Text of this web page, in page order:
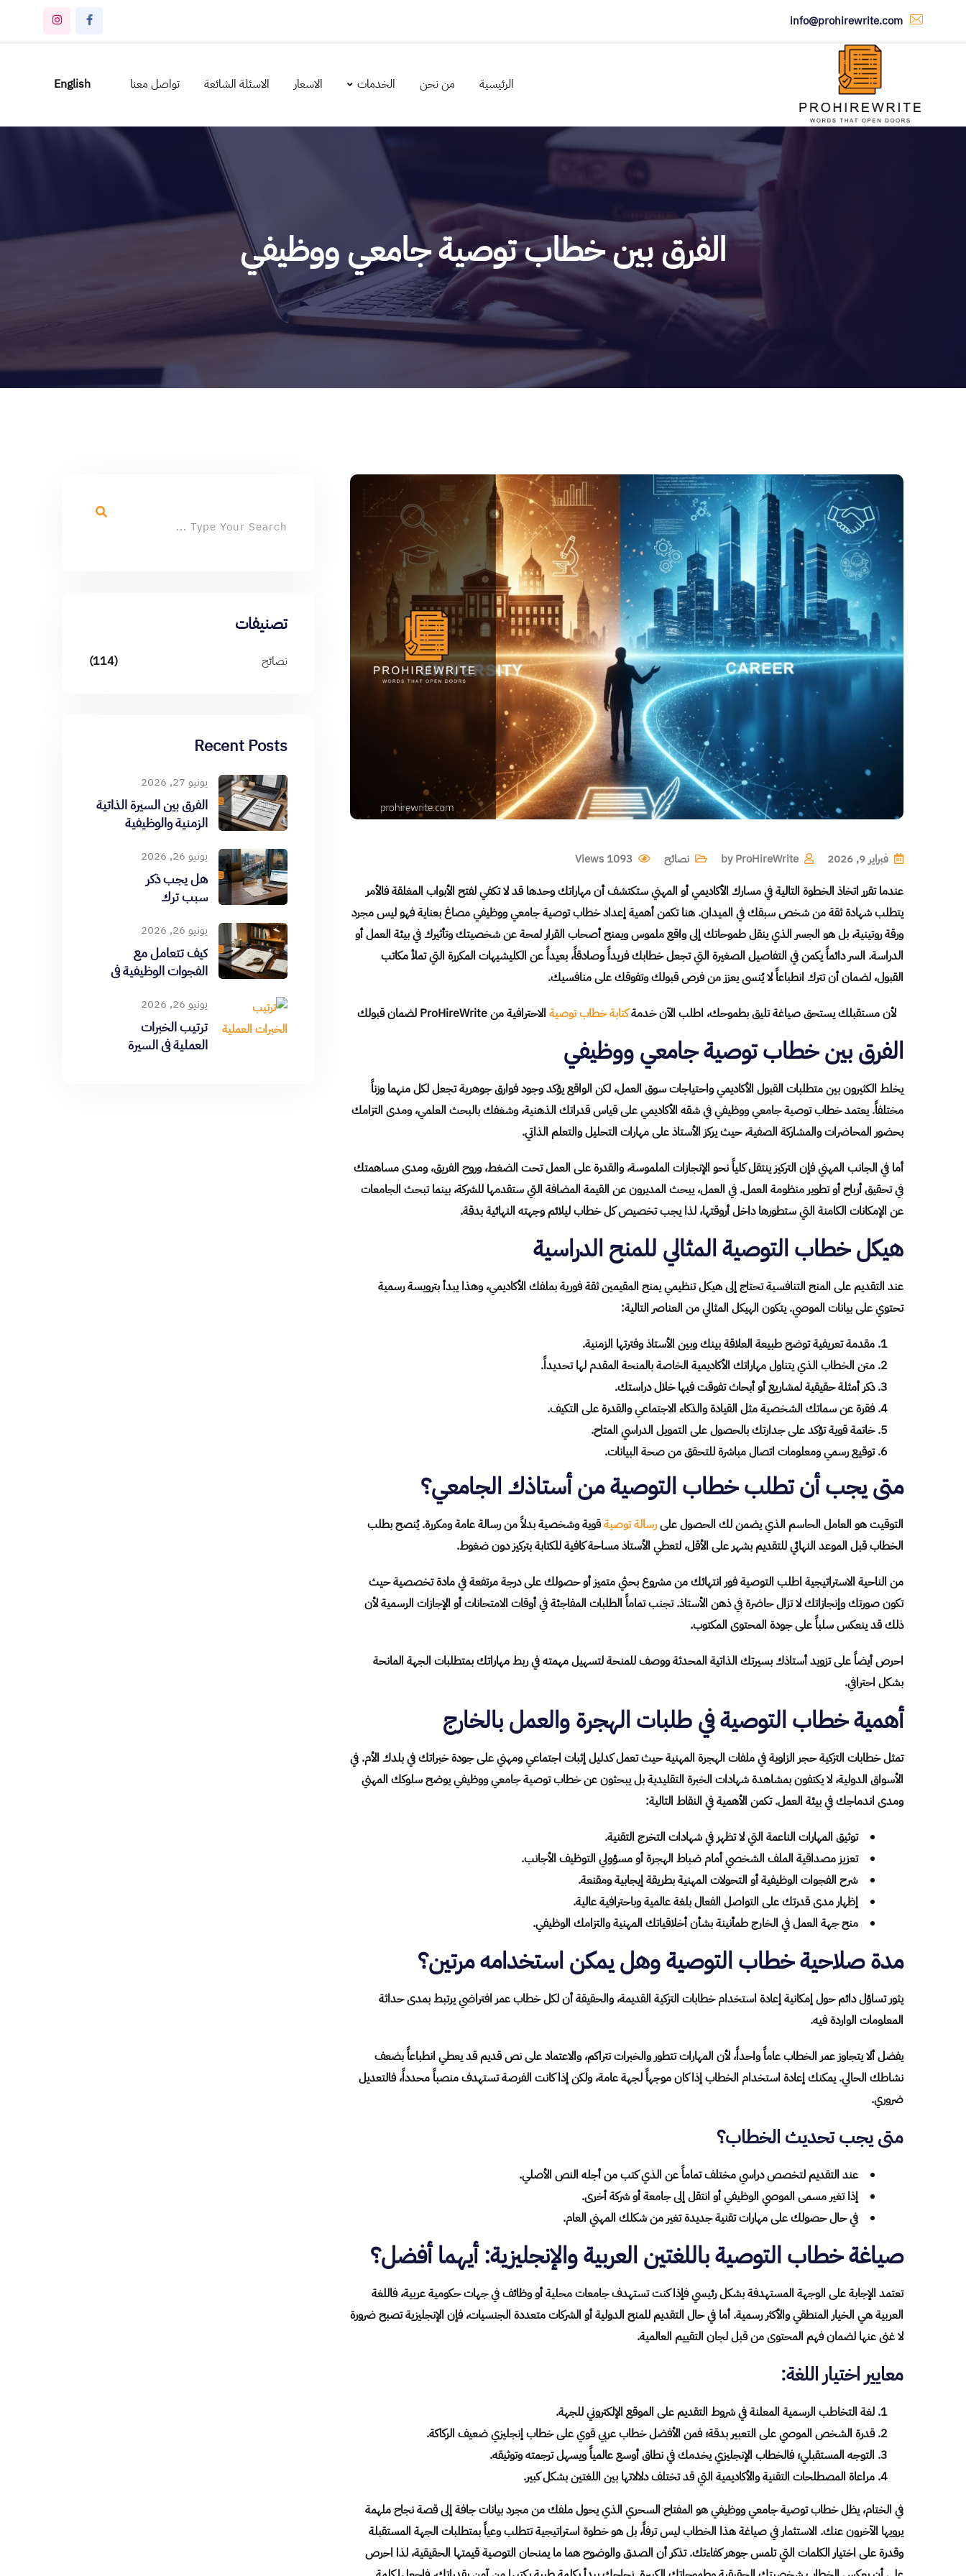
info@prohirewrite.com
الرئيسية من نحن الخدمات الاسعار الاسئلة الشائعة تواصل معنا English
الفرق بين خطاب توصية جامعي ووظيفي
فبراير 9, 2026 byProHireWrite نصائح 1093
عندما تقرر اتخاذ الخطوة التالية في مسارك الأكاديمي أو المهني ستكتشف أن مهاراتك وحدها قد لا تكفي لفتح الأبواب المغلقة فالأمر
يتطلب شهادة ثقة من شخص سبقك في الميدان. هنا تكمن أهمية إعداد خطاب توصية جامعي ووظيفي مصاغ بعناية فهو ليس مجرد
ورقة روتينية، بل هو الجسر الذي ينقل طموحاتك إلى واقع ملموس ويمنح أصحاب القرار لمحة عن شخصيتك وتأثيرك في بيئة العمل أو
الدراسة. السر دائماً يكمن في التفاصيل الصغيرة التي تجعل خطابك فريداً وصادقاً، بعيداً عن الكليشيهات المكررة التي تملأ مكاتب
القبول، لضمان أن تترك انطباعاً لا يُنسى يعزز من فرص قبولك وتفوقك على منافسيك.
لأن مستقبلك يستحق صياغة تليق بطموحك، اطلب الآن خدمةكتابة خطاب توصية الاحترافية من ProHireWrite لضمان قبولك
الفرق بين خطاب توصية جامعي ووظيفي
يخلط الكثيرون بين متطلبات القبول الأكاديمي واحتياجات سوق العمل، لكن الواقع يؤكد وجود فوارق جوهرية تجعل لكل منهما وزناً
مختلفاً. يعتمد خطاب توصية جامعي ووظيفي في شقه الأكاديمي على قياس قدراتك الذهنية، وشغفك بالبحث العلمي، ومدى التزامك
بحضور المحاضرات والمشاركة الصفية، حيث يركز الأستاذ على مهارات التحليل والتعلم الذاتي.
أما في الجانب المهني فإن التركيز ينتقل كلياً نحو الإنجازات الملموسة، والقدرة على العمل تحت الضغط، وروح الفريق، ومدى مساهمتك
في تحقيق أرباح أو تطوير منظومة العمل. في العمل، يبحث المديرون عن القيمة المضافة التي ستقدمها للشركة، بينما تبحث الجامعات
عن الإمكانات الكامنة التي ستطورها داخل أروقتها، لذا يجب تخصيص كل خطاب ليلائم وجهته النهائية بدقة.
هيكل خطاب التوصية المثالي للمنح الدراسية
عند التقديم على المنح التنافسية تحتاج إلى هيكل تنظيمي يمنح المقيمين ثقة فورية بملفك الأكاديمي، وهذا يبدأ بترويسة رسمية
تحتوي على بيانات الموصي. يتكون الهيكل المثالي من العناصر التالية:
مقدمة تعريفية توضح طبيعة العلاقة بينك وبين الأستاذ وفترتها الزمنية.
متن الخطاب الذي يتناول مهاراتك الأكاديمية الخاصة بالمنحة المقدم لها تحديداً.
ذكر أمثلة حقيقية لمشاريع أو أبحاث تفوقت فيها خلال دراستك.
فقرة عن سماتك الشخصية مثل القيادة والذكاء الاجتماعي والقدرة على التكيف.
خاتمة قوية تؤكد على جدارتك بالحصول على التمويل الدراسي المتاح.
توقيع رسمي ومعلومات اتصال مباشرة للتحقق من صحة البيانات.
متى يجب أن تطلب خطاب التوصية من أستاذك الجامعي؟
التوقيت هو العامل الحاسم الذي يضمن لك الحصول علىرسالة توصيةقوية وشخصية بدلاً من رسالة عامة ومكررة. يُنصح بطلب
الخطاب قبل الموعد النهائي للتقديم بشهر على الأقل، لتعطي الأستاذ مساحة كافية للكتابة بتركيز دون ضغوط.
من الناحية الاستراتيجية اطلب التوصية فور انتهائك من مشروع بحثي متميز أو حصولك على درجة مرتفعة في مادة تخصصية حيث
تكون صورتك وإنجازاتك لا تزال حاضرة في ذهن الأستاذ. تجنب تماماً الطلبات المفاجئة في أوقات الامتحانات أو الإجازات الرسمية لأن
ذلك قد ينعكس سلباً على جودة المحتوى المكتوب.
احرص أيضاً على تزويد أستاذك بسيرتك الذاتية المحدثة ووصف للمنحة لتسهيل مهمته في ربط مهاراتك بمتطلبات الجهة المانحة
بشكل احترافي.
أهمية خطاب التوصية في طلبات الهجرة والعمل بالخارج
تمثل خطابات التزكية حجر الزاوية في ملفات الهجرة المهنية حيث تعمل كدليل إثبات اجتماعي ومهني على جودة خبراتك في بلدك الأم. في
الأسواق الدولية، لا يكتفون بمشاهدة شهادات الخبرة التقليدية بل يبحثون عن خطاب توصية جامعي ووظيفي يوضح سلوكك المهني
ومدى اندماجك في بيئة العمل. تكمن الأهمية في النقاط التالية:
توثيق المهارات الناعمة التي لا تظهر في شهادات التخرج التقنية.
تعزيز مصداقية الملف الشخصي أمام ضباط الهجرة أو مسؤولي التوظيف الأجانب.
شرح الفجوات الوظيفية أو التحولات المهنية بطريقة إيجابية ومقنعة.
إظهار مدى قدرتك على التواصل الفعال بلغة عالمية وباحترافية عالية.
منح جهة العمل في الخارج طمأنينة بشأن أخلاقياتك المهنية والتزامك الوظيفي.
مدة صلاحية خطاب التوصية وهل يمكن استخدامه مرتين؟
يثور تساؤل دائم حول إمكانية إعادة استخدام خطابات التزكية القديمة، والحقيقة أن لكل خطاب عمر افتراضي يرتبط بمدى حداثة
المعلومات الواردة فيه.
يفضل ألا يتجاوز عمر الخطاب عاماً واحداً، لأن المهارات تتطور والخبرات تتراكم، والاعتماد على نص قديم قد يعطي انطباعاً بضعف
نشاطك الحالي. يمكنك إعادة استخدام الخطاب إذا كان موجهاً لجهة عامة، ولكن إذا كانت الفرصة تستهدف منصباً محدداً، فالتعديل
ضروري.
متى يجب تحديث الخطاب؟
عند التقديم لتخصص دراسي مختلف تماماً عن الذي كتب من أجله النص الأصلي.
إذا تغير مسمى الموصي الوظيفي أو انتقل إلى جامعة أو شركة أخرى.
في حال حصولك على مهارات تقنية جديدة تغير من شكلك المهني العام.
صياغة خطاب التوصية باللغتين العربية والإنجليزية: أيهما أفضل؟
تعتمد الإجابة على الوجهة المستهدفة بشكل رئيسي فإذا كنت تستهدف جامعات محلية أو وظائف في جهات حكومية عربية، فاللغة
العربية هي الخيار المنطقي والأكثر رسمية. أما في حال التقديم للمنح الدولية أو الشركات متعددة الجنسيات، فإن الإنجليزية تصبح ضرورة
لا غنى عنها لضمان فهم المحتوى من قبل لجان التقييم العالمية.
معايير اختيار اللغة:
لغة التخاطب الرسمية المعلنة في شروط التقديم على الموقع الإلكتروني للجهة.
قدرة الشخص الموصي على التعبير بدقة؛ فمن الأفضل خطاب عربي قوي على خطاب إنجليزي ضعيف الركاكة.
التوجه المستقبلي؛ فالخطاب الإنجليزي يخدمك في نطاق أوسع عالمياً ويسهل ترجمته وتوثيقه.
مراعاة المصطلحات التقنية والأكاديمية التي قد تختلف دلالاتها بين اللغتين بشكل كبير.
في الختام، يظل خطاب توصية جامعي ووظيفي هو المفتاح السحري الذي يحول ملفك من مجرد بيانات جافة إلى قصة نجاح ملهمة
يرويها الآخرون عنك. الاستثمار في صياغة هذا الخطاب ليس ترفاً، بل هو خطوة استراتيجية تتطلب وعياً بمتطلبات الجهة المستقبلة
وقدرة على اختيار الكلمات التي تلمس جوهر كفاءتك. تذكر أن الصدق والوضوح هما ما يمنحان التوصية قيمتها الحقيقية، لذا احرص
تصنيفات
نصائح (114)
Recent Posts
يونيو 27, 2026
الفرق بين السيرة الذاتية
الزمنية والوظيفية
يونيو 26, 2026
هل يجب ذكر
سبب ترك
يونيو 26, 2026
كيف تتعامل مع
الفجوات الوظيفية في
يونيو 26, 2026
ترتيب الخبرات
العملية في السيرة